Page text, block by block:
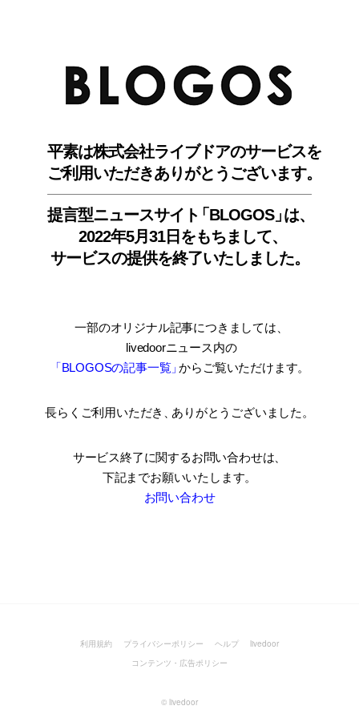
平素は株式会社ライブドアのサービスを
ご利用いただきありがとうございます。
提言型ニュースサイ ト「BLOGOS」は、
2022年5月31日をもちまして、
サービスの提供を終了いたしました。
一部のオリジナル記事につきましては
livedoorニュース内の
「BLOGOSの記事一覧」からご覧いただけます。
長らくご利用いただき ありがとうございました。
サービス終了に関するお問い合わせは、
下記までお願いいたします。
お問い合わせ
利用規約 プライバシーポリシー ヘルプ
livedoor
コンテンツ・広告ポリシー
© livedoor